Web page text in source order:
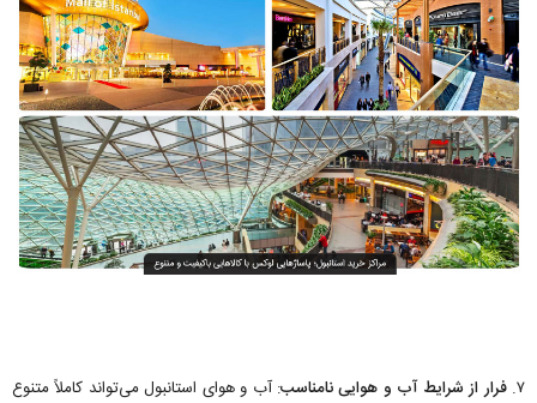
۷. فرار از شرایط آب و هوایی نامناسب: آب و هوای استانبول می‌تواند کاملاً متنوع